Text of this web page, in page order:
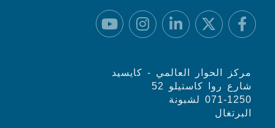
مركز الحوار العالمي - كايسيد
شارع روا كاستيلو 52
071-1250 لشبونة
البرتغال